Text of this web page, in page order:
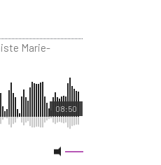
Marie-
08:50